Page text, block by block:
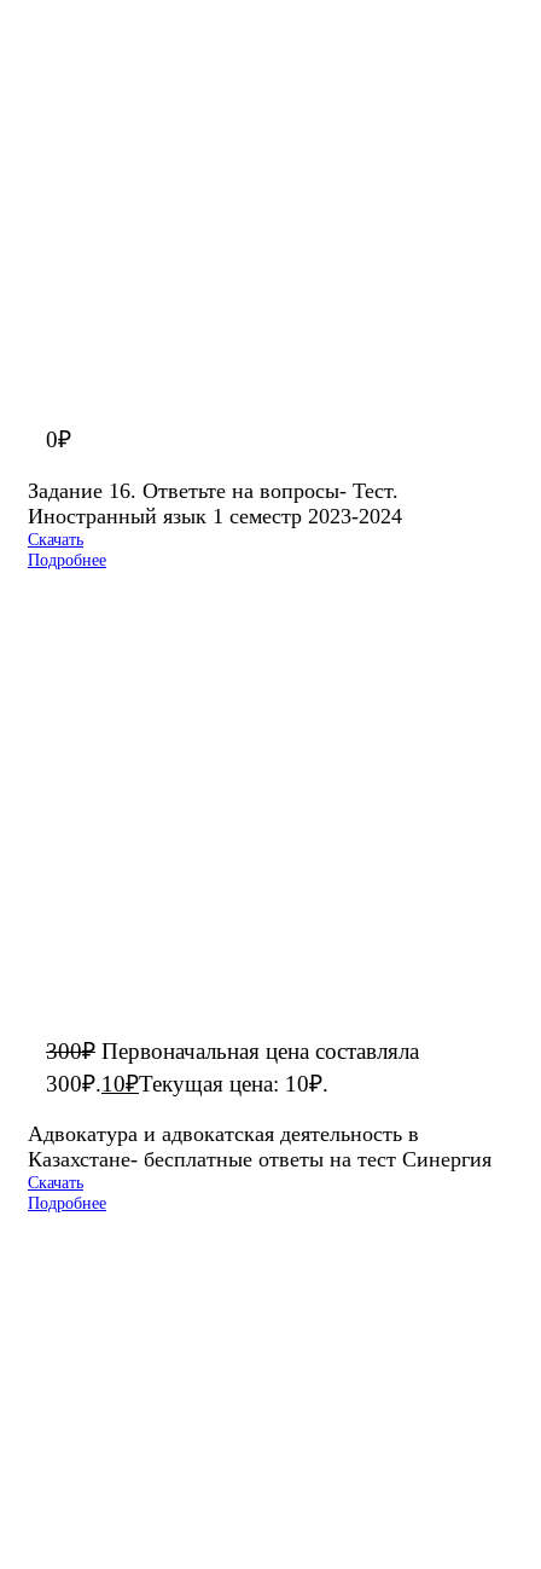
0₽
Задание 16. Ответьте на вопросы- Тест.
Иностранный язык 1 семестр 2023-2024
Скачать
Подробнее
300₽ Первоначальная цена составляла
300₽.10₽Текущая цена: 10₽.
Адвокатура и адвокатская деятельность в
Казахстане- бесплатные ответы на тест Синергия
Скачать
Подробнее